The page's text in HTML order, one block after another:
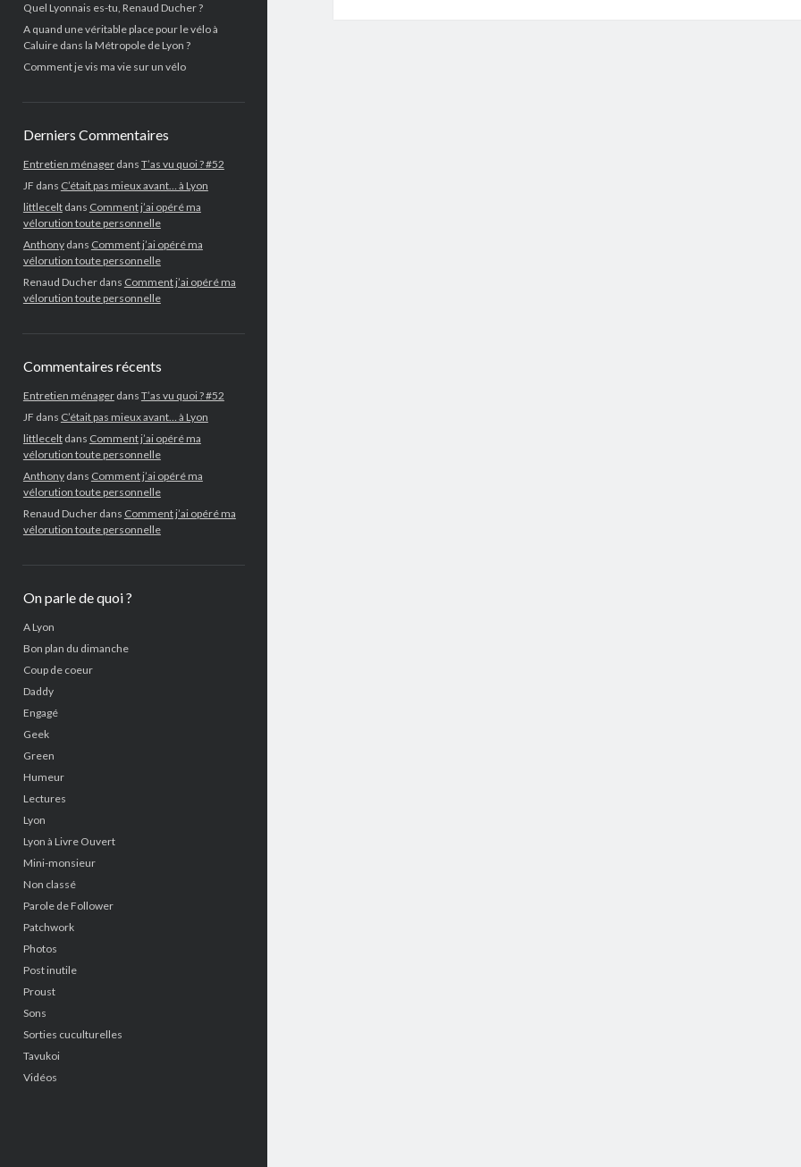
Quel Lyonnais es-tu, Renaud Ducher ?
A quand une véritable place pour le vélo à
Caluire dans la Métropole de Lyon ?
Comment je vis ma vie sur un vélo
Derniers Commentaires
Entretien ménagerdans T’as vu quoi ? #52
JF dans C’était pas mieux avant… à Lyon
littleceltdans Comment j’ai opéré ma
vélorution toute personnelle
Anthonydans Comment j’ai opéré ma
vélorution toute personnelle
Renaud Ducherdans Comment j’ai opéré ma
vélorution toute personnelle
Commentaires récents
Entretien ménagerdans T’as vu quoi ? #52
JF dans C’était pas mieux avant… à Lyon
littleceltdans Comment j’ai opéré ma
vélorution toute personnelle
Anthonydans Comment j’ai opéré ma
vélorution toute personnelle
Renaud Ducherdans Comment j’ai opéré ma
vélorution toute personnelle
On parle de quoi ?
A Lyon
Bon plan du dimanche
Coup de coeur
Daddy
Engagé
Geek
Green
Humeur
Lectures
Lyon
Lyon à Livre Ouvert
Mini-monsieur
Non classé
Parole de Follower
Patchwork
Photos
Post inutile
Proust
Sons
Sorties cuculturelles
Tavukoi
Vidéos